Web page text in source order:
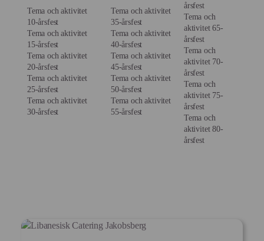
Tema och aktivitet
10-årsfest
Tema och aktivitet
15-årsfest
Tema och aktivitet
20-årsfest
Tema och aktivitet
25-årsfest
Tema och aktivitet
30-årsfest
Tema och aktivitet
35-årsfest
Tema och aktivitet
40-årsfest
Tema och aktivitet
45-årsfest
Tema och aktivitet
50-årsfest
Tema och aktivitet
55-årsfest
årsfest
Tema och
aktivitet 65-
årsfest
Tema och
aktivitet 70-
årsfest
Tema och
aktivitet 75-
årsfest
Tema och
aktivitet 80-
årsfest